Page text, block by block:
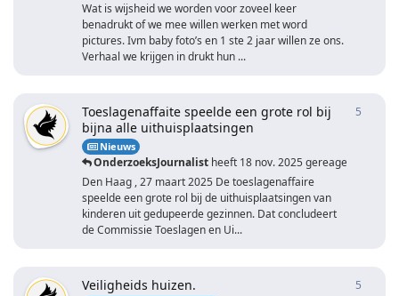
Wat is wijsheid we worden voor zoveel keer
benadrukt of we mee willen werken met word
pictures. Ivm baby foto’s en 1 ste 2 jaar willen ze ons.
Verhaal we krijgen in drukt hun ...
Toeslagenaffaite speelde een grote rol bij
bijna alle uithuisplaatsingen
Nieuws
OnderzoeksJournalist heeft 18 nov. 2025gereageerd
Den Haag , 27 maart 2025 De toeslagenaffaire
speelde een grote rol bij de uithuisplaatsingen van
kinderen uit gedupeerde gezinnen. Dat concludeert
de Commissie Toeslagen en Ui...
5
Veiligheids huizen. 5